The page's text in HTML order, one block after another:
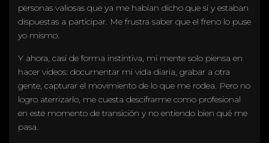
personas valiosas que ya me habían dicho que sí y estaban
dispuestas a participar. Me frustra saber que el freno lo puse
yo mismo.
Y ahora, casi de forma instintiva, mi mente solo piensa en
hacer videos: documentar mi vida diaria, grabar a otra
gente, capturar el movimiento de lo que me rodea. Pero no
logro aterrizarlo, me cuesta descifrarme como profesional
en este momento de transición y no entiendo bien qué me
pasa.